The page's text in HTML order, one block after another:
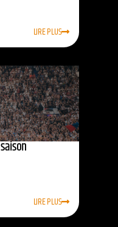
LIRE PLUS
LIRE PLUS